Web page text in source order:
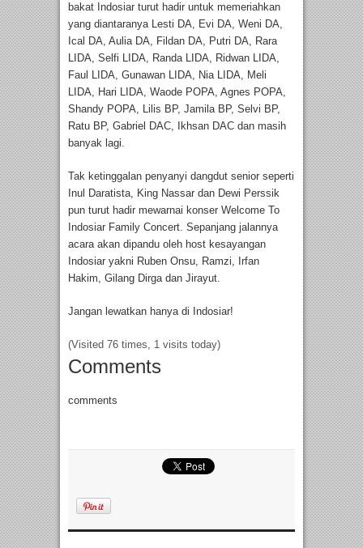
bakat Indosiar turut hadir untuk memeriahkan
yang diantaranya Lesti DA, Evi DA, Weni DA,
Ical DA, Aulia DA, Fildan DA, Putri DA, Rara
LIDA, Selfi LIDA, Randa LIDA, Ridwan LIDA,
Faul LIDA, Gunawan LIDA, Nia LIDA, Meli
LIDA, Hari LIDA, Waode POPA, Agnes POPA,
Shandy POPA, Lilis BP, Jamila BP, Selvi BP,
Ratu BP, Gabriel DAC, Ikhsan DAC dan masih
banyak lagi.
Tak ketinggalan penyanyi dangdut senior seperti
Inul Daratista, King Nassar dan Dewi Perssik
pun turut hadir mewarnai konser Welcome To
Indosiar Family Concert. Sepanjang jalannya
acara akan dipandu oleh host kesayangan
Indosiar yakni Ruben Onsu, Ramzi, Irfan
Hakim, Gilang Dirga dan Jirayut.
Jangan lewatkan hanya di Indosiar!
(Visited 76 times, 1 visits today)
Comments
comments